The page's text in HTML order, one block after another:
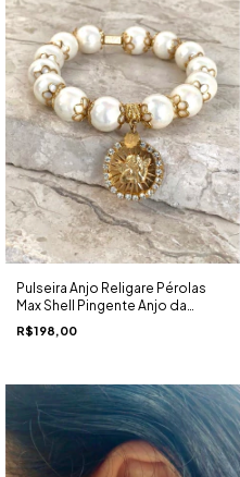
Pulseira Anjo Religare Pérolas
Max Shell Pingente Anjo da
Guarda Zircônias Ouro 18K
R$198,00